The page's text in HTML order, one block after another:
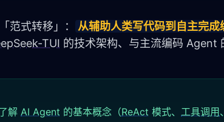
范式转移」：
从辅助人类写代码到自主完成
TUI 的技术架构、与主流编码 Agent
解 AI Agent 的基本概念（ReAct 模式、 工具调用 、